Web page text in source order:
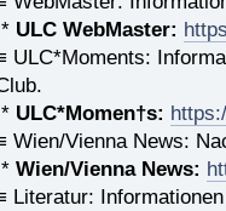
* ULC WebMaster:
ULC*Moments:
* ULC*Momen†s:
Wien/Vienna News:
* Wien/Vienna News:
Literatur: